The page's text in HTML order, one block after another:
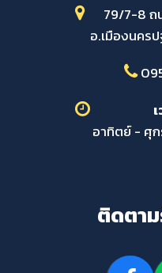
79/7-8 ถ
อ.เมืองนคร
อาทิตย์ - ศุ
ติดตาม